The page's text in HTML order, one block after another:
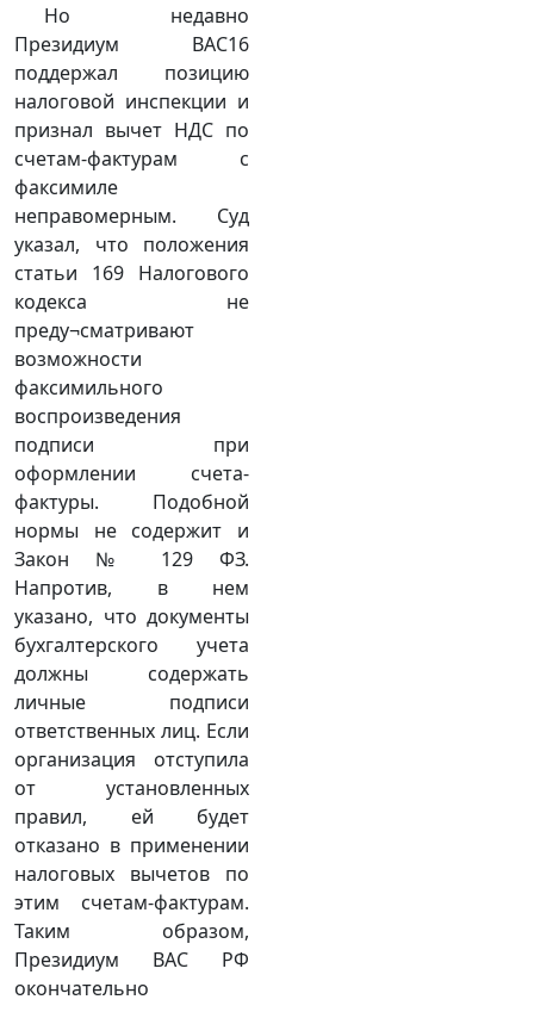
Но недавно
Президиум ВАС16
поддержал позицию
налоговой инспекции и
признал вычет НДС по
счетам-фактурам с
факсимиле
неправомерным. Суд
указал, что положения
статьи 169 Налогового
кодекса не
преду¬сматривают
возможности
факсимильного
воспроизведения
подписи при
оформлении счета-
фактуры. Подобной
нормы не содержит и
Закон № 129 ФЗ.
Напротив, в нем
указано, что документы
бухгалтерского учета
должны содержать
личные подписи
ответственных лиц. Если
организация отступила
от установленных
правил, ей будет
отказано в применении
налоговых вычетов по
этим счетам-фактурам.
Таким образом,
Президиум ВАС РФ
окончательно